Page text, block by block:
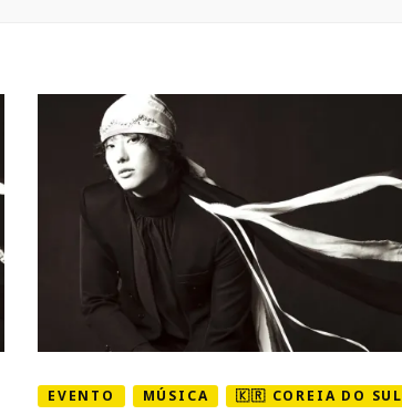
EVENTO MÚSICA 🇰🇷 COREIA DO SUL